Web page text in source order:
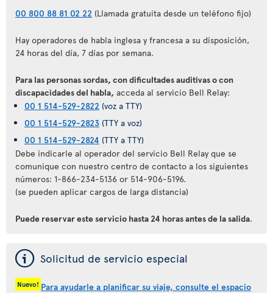
00 800 88 81 02 22 (Llamada gratuita desde un teléfono fijo)
Hay operadores de habla inglesa y francesa a su disposición,
24 horas del día, 7 días por semana.
Para las personas sordas, con dificultades auditivas o con
discapacidades del habla, acceda al servicio Bell Relay:
00 1 514-529-2822 (voz a TTY)
00 1 514-529-2823 (TTY a voz)
00 1 514-529-2824 (TTY a TTY)
Debe indicarle al operador del servicio Bell Relay que se
comunique con nuestro centro de contacto a los siguientes
números: 1-866-234-5136 or 514-906-5196.
(se pueden aplicar cargos de larga distancia)
Puede reservar este servicio hasta 24 horas antes de la salida.
ý Solicitud de servicio especial
Nuevo! Para ayudarle a planificar su viaje, consulte el espacio